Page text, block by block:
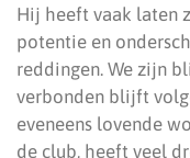
Hij heeft vaak laten
potentie en
reddingen. We zijn
verbonden blijft
eveneens lovende
de club, heeft veel